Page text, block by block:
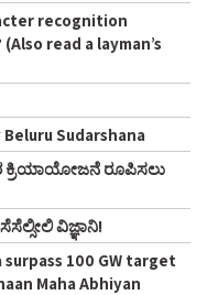
recognition
read a layman’s
Sudarshana
ಕ್ರಿಯಾಯೋಜನೆ ರೂಪಿಸಲು
ವಿಜ್ಞಾನಿ!
100 GW target
Maha Abhiyan